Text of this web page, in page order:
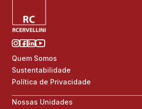
Quem Somos
Sustentabilidade
Política de Privacidade
Nossas Unidades